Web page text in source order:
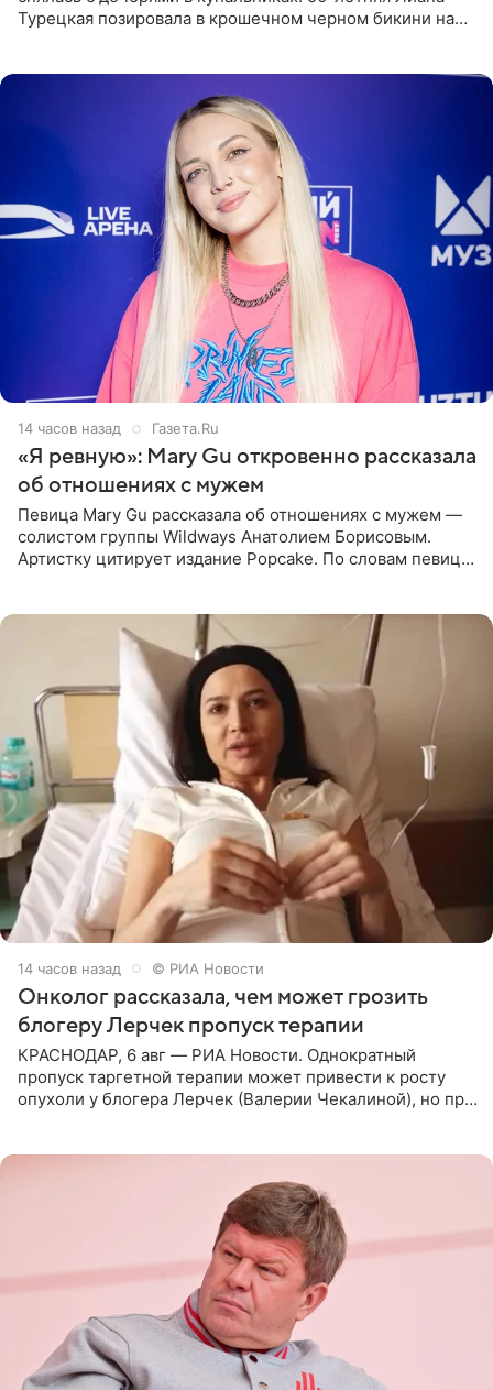
Турецкая позировала в крошечном черном бикини на
14 часов назад Газета.Ru
«Я ревную»: Mary Gu откровенно рассказала
об отношениях с мужем
Певица Mary Gu рассказала об отношениях с мужем —
солистом группы Wildways Анатолием Борисовым.
Артистку цитирует издание Popcake. По словам певицы,
14 часов назад © РИА Новости
Онколог рассказала, чем может грозить
блогеру Лерчек пропуск терапии
КРАСНОДАР, 6 авг — РИА Новости. Однократный
пропуск таргетной терапии может привести к росту
опухоли у блогера Лерчек (Валерии Чекалиной), но при